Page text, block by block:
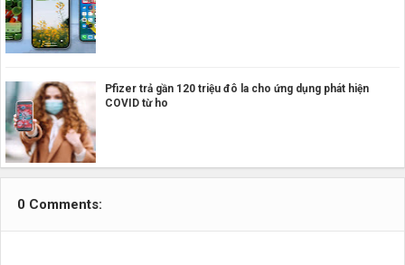
Pfizer trả gần 120 triệu đô la cho ứng dụng phát hiện
COVID từ ho
0 Comments: